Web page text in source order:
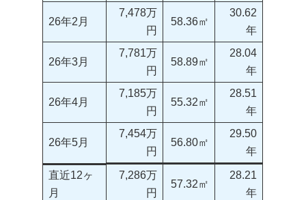
26年2月
7,478万
円
58.36㎡
30.62
年
26年3月
7,781万
円
58.89㎡
28.04
年
26年4月
7,185万
円
55.32㎡
28.51
年
26年5月
7,454万
円
56.80㎡
29.50
年
直近12ヶ
月
7,286万
円
57.32㎡
28.21
年